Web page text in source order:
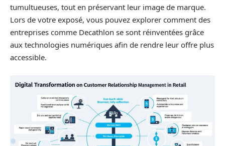
tumultueuses, tout en préservant leur image de marque.
Lors de votre exposé, vous pouvez explorer comment des
entreprises comme Decathlon se sont réinventées grâce
aux technologies numériques afin de rendre leur offre plus
accessible.